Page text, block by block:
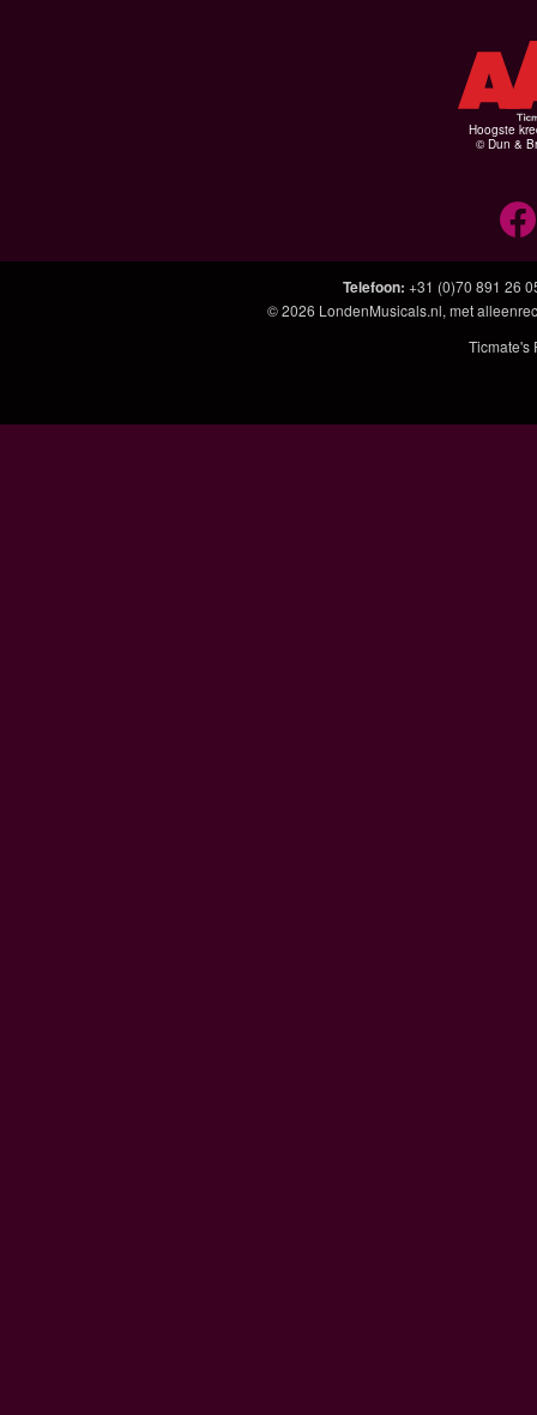
Hoogste
© Dun &
Telefoon: +31 (0)70 891 26
© 2026 LondenMusicals.nl, met
Ticmate's